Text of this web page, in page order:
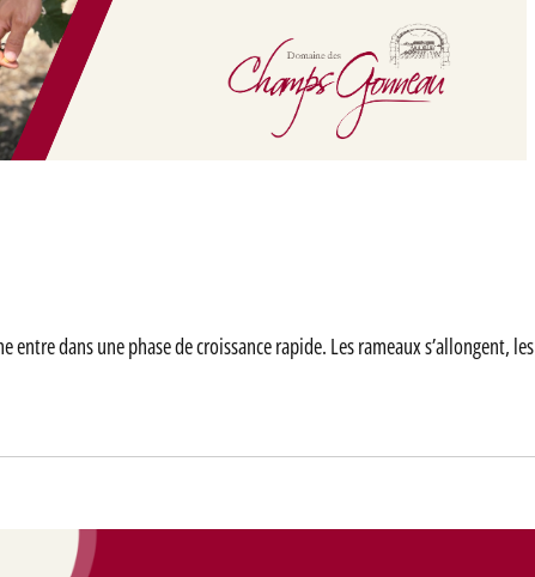
dans une phase de croissance rapide. Les rameaux s’allongent, les